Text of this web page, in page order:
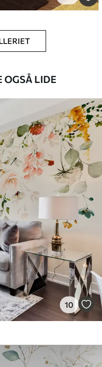
OGSÅ LIDE
10